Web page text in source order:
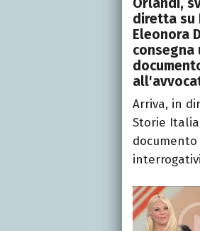
Orlandi,
diretta su
Eleonora
consegna
Arriva, in
Storie